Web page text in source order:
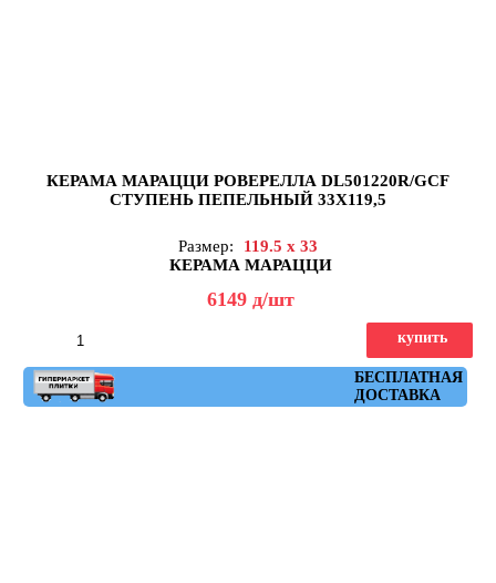
КЕРАМА МАРАЦЦИ РОВЕРЕЛЛА DL501220R/GCF
СТУПЕНЬ ПЕПЕЛЬНЫЙ 33X119,5
Размер:
119.5 x 33
КЕРАМА МАРАЦЦИ
6149 д/шт
БЕСПЛАТНАЯ
ДОСТАВКА
купить